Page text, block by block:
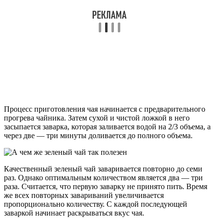
Процесс приготовления чая начинается с предварительного
прогрева чайника. Затем сухой и чистой ложкой в него
засыпается заварка, которая заливается водой на 2/3 объема, а
через две — три минуты доливается до полного объема.
Качественный зеленый чай заваривается повторно до семи
раз. Однако оптимальным количеством является два — три
раза. Считается, что первую заварку не принято пить. Время
же всех повторных завариваний увеличивается
пропорционально количеству. С каждой последующей
заваркой начинает раскрываться вкус чая.